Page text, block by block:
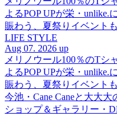
よるPOP UPが栄・unlike.
賑わう、夏祭りイベントも
LIFE STYLE
Aug 07. 2026 up
メリノウール100％のTシ
よるPOP UPが栄・unlike.
賑わう、夏祭りイベントも
今池・Cane Caneと大大
ショップ＆ギャラリー・